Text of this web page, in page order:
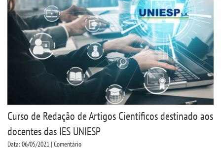
Curso de Redação de Artigos Científicos destinado aos
docentes das IES UNIESP
Data: 06/05/2021 | Comentário